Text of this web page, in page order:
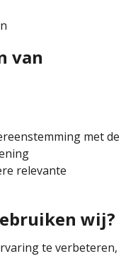
van
met de
relevante
wij?
te verbeteren,